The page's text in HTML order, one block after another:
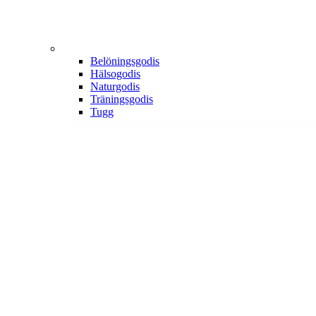
Belöningsgodis
Hälsogodis
Naturgodis
Träningsgodis
Tugg